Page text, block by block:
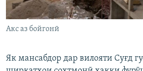
Акс аз бойгонӣ
Як мансабдор дар вилояти Суғд